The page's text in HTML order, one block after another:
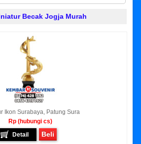
Becak Jogja Murah
Ikon Surabaya, Patung Sura
Rp (hubungi cs)
Detail
Beli